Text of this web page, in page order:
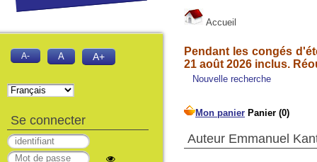
Accueil
Pendant les congés
21 août 2026 inclus.
Nouvelle recherche
Auteur Emmanuel
A- A A+
Se connecter